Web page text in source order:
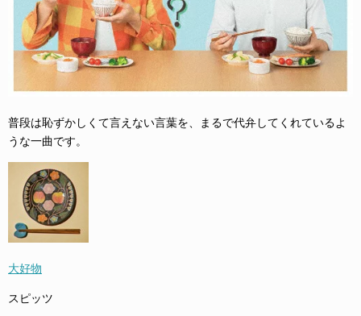
普段は恥ずかしくて言えない言葉を、まるで代弁してくれているよ
うな一曲です。
大好物
スピッツ